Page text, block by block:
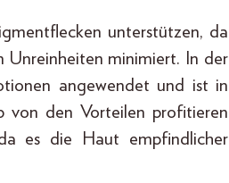
unterstützen, da
Unreinheiten minimiert. In der
angewendet und ist in
von den Vorteilen profitieren
es die Haut empfindlicher